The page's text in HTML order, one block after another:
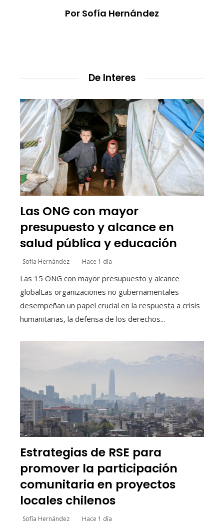
Por Sofía Hernández
De Interes
Las ONG con mayor
presupuesto y alcance en
salud pública y educación
Sofía Hernández Hace 1 día
Las 15 ONG con mayor presupuesto y alcance
globalLas organizaciones no gubernamentales
desempeñan un papel crucial en la respuesta a crisis
humanitarias, la defensa de los derechos...
Estrategias de RSE para
promover la participación
comunitaria en proyectos
locales chilenos
Sofía Hernández Hace 1 día